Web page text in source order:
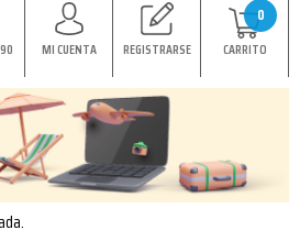
MI CUENTA REGISTRARSE
0
CARRITO